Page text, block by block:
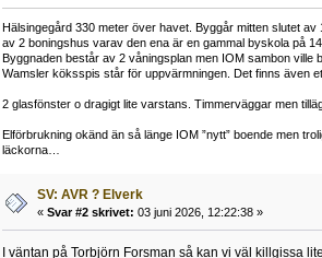
Hälsingegård 330 meter över havet. Byggår mitten slutet
av 2 boningshus varav den ena är en gammal byskola på
Byggnaden består av 2 våningsplan men IOM sambon
Wamsler köksspis står för uppvärmningen. Det finns även
2 glasfönster o dragigt lite varstans. Timmerväggar men
Elförbrukning okänd än så länge IOM ”nytt” boende men
läckorna…
SV: AVR ? Elverk
« Svar #2 skrivet: 03 juni 2026, 12:22:38 »
I väntan på Torbjörn Forsman så kan vi väl killgissa